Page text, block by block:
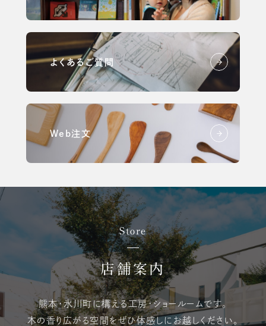
よくあるご質問
Web注文
Store
店舗案内
熊本・氷川町に構える工房・ショールームです。
木の香り広がる空間をぜひ体感しにお越しください。